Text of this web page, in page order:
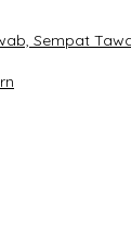
Sempat